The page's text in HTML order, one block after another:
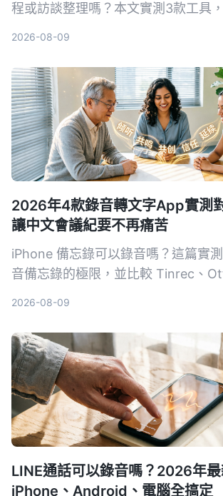
程或訪談整理嗎？本文實測3款工具
2026-08-09
2026年4款錄音轉文字App實測
讓中文會議紀要不再痛苦
iPhone 備忘錄可以錄音嗎？這篇實
音備忘錄的極限，並比較 Tinrec、
2026-08-09
LINE通話可以錄音嗎？2026年最
iPhone、Android、電腦全搞定